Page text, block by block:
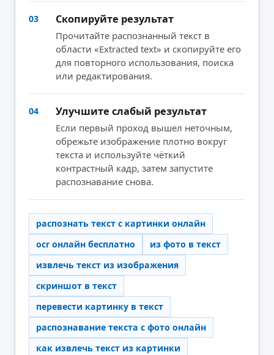
03 Скопируйте результат
Прочитайте распознанный текст в
области «Extracted text» и скопируйте его
для повторного использования, поиска
или редактирования.
04 Улучшите слабый результат
Если первый проход вышел неточным,
обрежьте изображение плотно вокруг
текста и используйте чёткий
контрастный кадр, затем запустите
распознавание снова.
распознать текст с картинки онлайн
ocr онлайн бесплатно
из фото в текст
извлечь текст из изображения
скриншот в текст
перевести картинку в текст
распознавание текста с фото онлайн
как извлечь текст из картинки